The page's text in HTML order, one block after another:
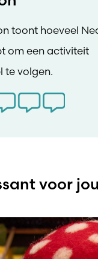
toont hoeveel
om een activiteit
te volgen.
voor